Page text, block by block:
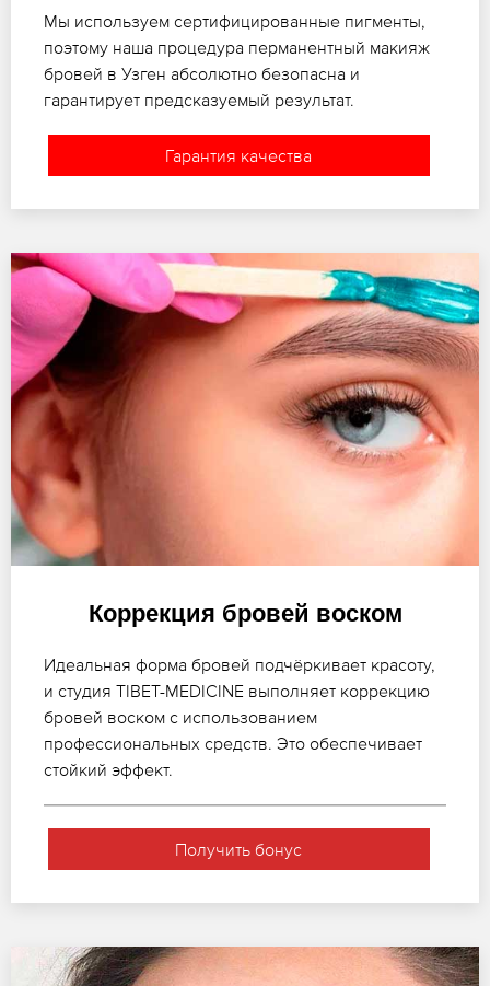
Мы используем сертифицированные пигменты,
поэтому наша процедура перманентный макияж
бровей в Узген абсолютно безопасна и
гарантирует предсказуемый результат.
Гарантия качества
Коррекция бровей воском
Идеальная форма бровей подчёркивает красоту,
и студия TIBET-MEDICINE выполняет коррекцию
бровей воском с использованием
профессиональных средств. Это обеспечивает
стойкий эффект.
Получить бонус